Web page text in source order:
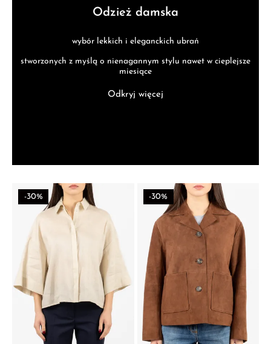
Odzież damska
wybór lekkich i eleganckich ubrań
stworzonych z myślą o nienagannym stylu nawet w cieplejsze
miesiące
Odkryj więcej
-30% -30%